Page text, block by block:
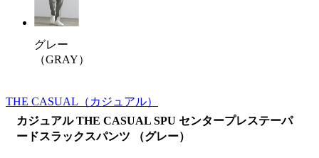
グレー
（GRAY）
THE CASUAL （カジュアル）
カジュアル THE CASUAL SPU センタープレステーパ
ードスラックスパンツ （グレー）